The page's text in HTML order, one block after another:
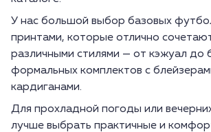
У нас большой выбор базовых
принтами, которые отлично
различными стилями — от кэжуал до
формальных комплектов с
кардиганами.
Для прохладной погоды или
лучше выбрать практичные и